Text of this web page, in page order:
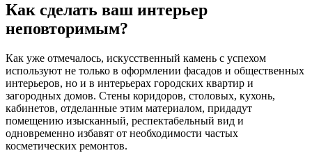
Как сделать ваш интерьер
неповторимым?
Как уже отмечалось, искусственный камень с успехом
используют не только в оформлении фасадов и общественных
интерьеров, но и в интерьерах городских квартир и
загородных домов. Стены коридоров, столовых, кухонь,
кабинетов, отделанные этим материалом, придадут
помещению изысканный, респектабельный вид и
одновременно избавят от необходимости частых
косметических ремонтов.